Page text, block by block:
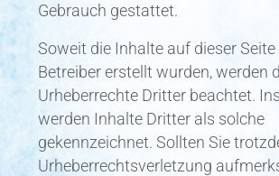
Gebrauch gestattet.
Soweit die Inhalte auf dieser
Betreiber erstellt wurden, werden
Urheberrechte Dritter beachtet.
werden Inhalte Dritter als solche
gekennzeichnet. Sollten Sie
Urheberrechtsverletzung